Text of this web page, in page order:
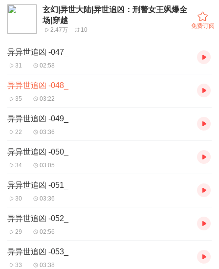
玄幻|异世大陆|异世追凶：刑警女王飒爆全
场|穿越
2.47万 10
免费订阅
异异世追凶 -047_
31 02:58
异异世追凶 -048_
35 03:22
异异世追凶 -049_
22 03:36
异异世追凶 -050_
34 03:05
异异世追凶 -051_
30 03:36
异异世追凶 -052_
29 02:56
异异世追凶 -053_
33 03:38